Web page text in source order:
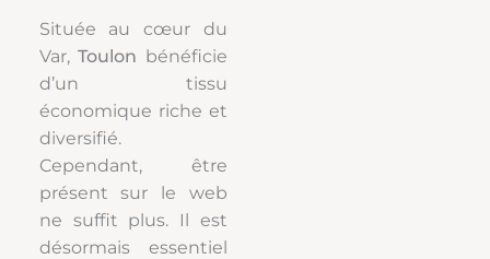
Située au cœur du
Var,Toulon bénéficie
d’un tissu
économique riche et
diversifié.
Cependant, être
présent sur le web
ne suffit plus. Il est
désormais essentiel